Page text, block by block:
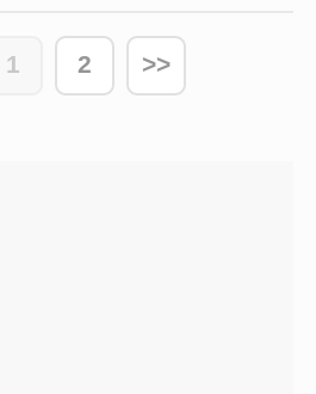
reunião com ministérios.
#GrandeTravessia
1 2 >>